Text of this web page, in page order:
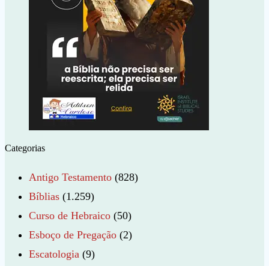
Categorias
Antigo Testamento (828)
Bíblias (1.259)
Curso de Hebraico (50)
Esboço de Pregação (2)
Escatologia (9)